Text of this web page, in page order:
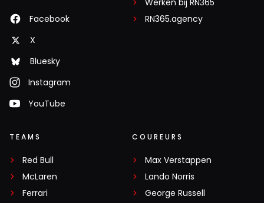
Facebook
X
Bluesky
Instagram
YouTube
Werken bij RN365
RN365.agency
TEAMS
Red Bull
McLaren
Ferrari
COUREURS
Max Verstappen
Lando Norris
George Russell